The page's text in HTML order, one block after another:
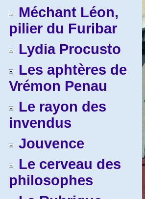
Méchant Léon,
pilier du Furibar
Lydia Procusto
Les aphtères de
Vrémon Penau
Le rayon des
invendus
Jouvence
Le cerveau des
philosophes